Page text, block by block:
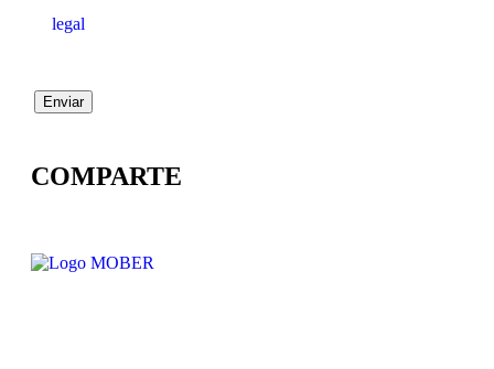
legal
COMPARTE